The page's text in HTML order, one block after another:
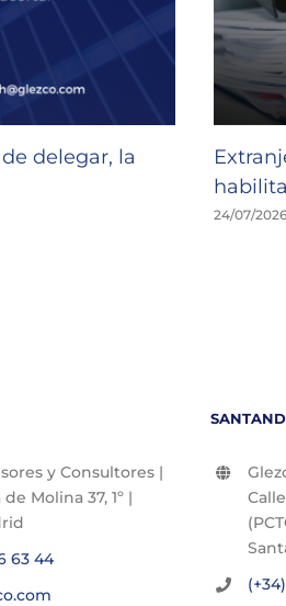
delegar, la
24/07/2026
y Consultores |
Molina 37, 1º |
63 44